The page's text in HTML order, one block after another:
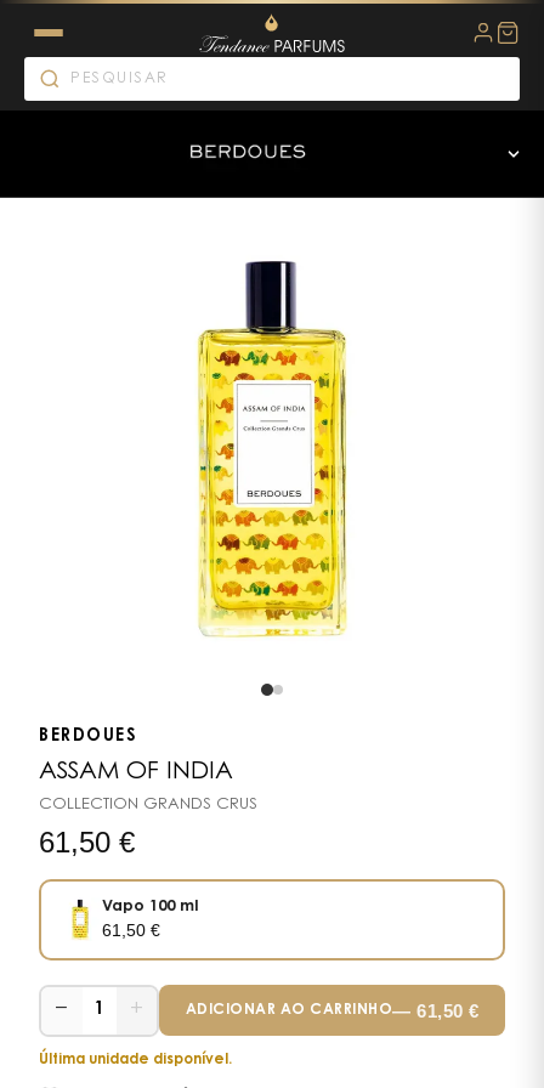
BERDOUES
ASSAM OF INDIA
COLLECTION GRANDS CRUS
61,50 €
Vapo 100 ml
61,50€
− 1 + ADICIONAR AO CARRINHO— 61,50 €
Última unidade disponível.